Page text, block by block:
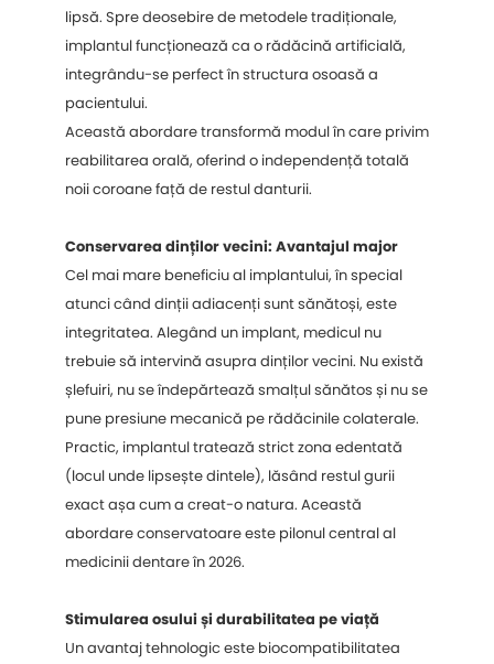
lipsă. Spre deosebire de metodele tradiționale,
implantul funcționează ca o rădăcină artificială,
integrându-se perfect în structura osoasă a
pacientului.
Această abordare transformă modul în care privim
reabilitarea orală, oferind o independență totală
noii coroane față de restul danturii.
Conservarea dinților vecini: Avantajul major
Cel mai mare beneficiu al implantului, în special
atunci când dinții adiacenți sunt sănătoși, este
integritatea. Alegând un implant, medicul nu
trebuie să intervină asupra dinților vecini. Nu există
șlefuiri, nu se îndepărtează smalțul sănătos și nu se
pune presiune mecanică pe rădăcinile colaterale.
Practic, implantul tratează strict zona edentată
(locul unde lipsește dintele), lăsând restul gurii
exact așa cum a creat-o natura. Această
abordare conservatoare este pilonul central al
medicinii dentare în 2026.
Stimularea osului și durabilitatea pe viață
Un avantaj tehnologic este biocompatibilitatea